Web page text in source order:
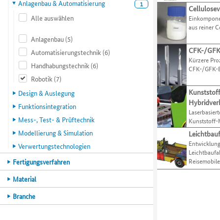
präsentieren.
Nutzen
Zugriffstaste
Menüpunkt
Organisationen
gelangen.
Nutzen
die
Zugriffstaste
um
zum
Menüpunkt
Organisationen
anhand
verschiedenen
Kompetenzmerkmalen
einschränken.
Tabulatortaste
können
nächsten
Kategorie
Kriterium
wechseln.
1
Anlagenbau & Automatisierung
Alle auswählen
Anlagenbau(5)
Automatisierungstechnik (6)
Handhabungstechnik (6)
Robotik (7)
Design & Auslegung
Funktionsintegration
Mess-, Test- & Prüftechnik
Modellierung & Simulation
Verwertungstechnologien
Hauptkategorie
Fertigungsverfahren
Hauptkategorie
Material
Hauptkategorie
Branche
Practice-
Beispiele
dieser
Liste.
Mit
der
Tabulatortaste
können
Sie
zum
jeweils
nächsten
Best-
Practice-
Beispiel
springen.
aus reiner
CFK-/
Kürzere
CFK-/GFK-
Reisemobile